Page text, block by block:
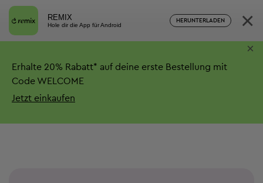
REMIX
Hole dir die App für Android
HERUNTERLADEN ×
Erhalte 20% Rabatt* auf deine erste Bestellung mit
Code WELCOME
Jetzt einkaufen
×